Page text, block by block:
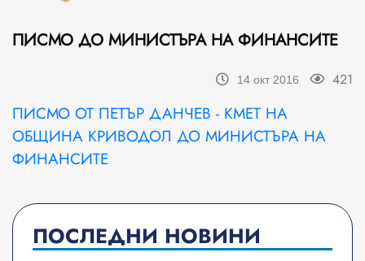
ПИСМО ДО МИНИСТЪРА НА ФИНАНСИТЕ
14 окт 2016 421
ПИСМО ОТ ПЕТЪР ДАНЧЕВ - КМЕТ НА
ОБЩИНА КРИВОДОЛ ДО МИНИСТЪРА НА
ФИНАНСИТЕ
ПОСЛЕДНИ НОВИНИ